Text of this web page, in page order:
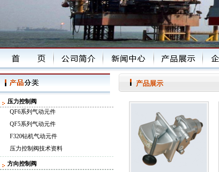
压力控制阀
QF6系列气动元件
QF5系列气动元件
F320钻机气动元件
压力控制阀技术资料
方向控制阀
产品展示